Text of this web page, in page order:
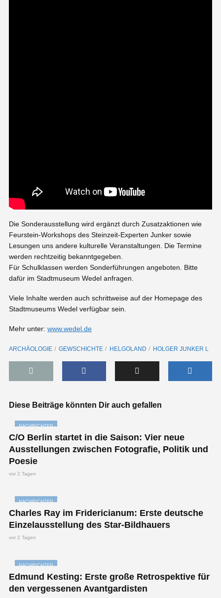
Die Sonderausstellung wird ergänzt durch Zusatzaktionen wie
Feurstein-Workshops des Steinzeit-Experten Junker sowie
Lesungen uns andere kulturelle Veranstaltungen. Die Termine
werden rechtzeitig bekanntgegeben.
Für Schulklassen werden Sonderführungen angeboten. Bitte
dafür im Stadtmuseum Wedel anfragen.
Viele Inhalte werden auch schrittweise auf der Homepage des
Stadtmuseums Wedel verfügbar sein.
Mehr unter: www.wedel.de
ARCHÄOLOGIE GEWSCHICHTE HELGOLAND HOLGER JUNKER L
Diese Beiträge könnten Dir auch gefallen
NACHRICHTEN
C/O Berlin startet in die Saison: Vier neue
Ausstellungen zwischen Fotografie, Politik und
Poesie
vor 2 Tagen
NACHRICHTEN
Charles Ray im Fridericianum: Erste deutsche
Einzelausstellung des Star-Bildhauers
vor 2 Tagen
NACHRICHTEN
Edmund Kesting: Erste große Retrospektive für
den vergessenen Avantgardisten